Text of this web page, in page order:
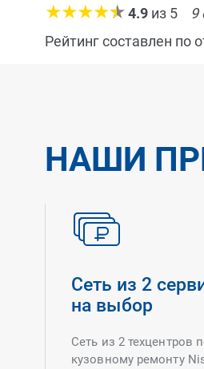
4.9 из 5 9
Рейтинг составлен по
НАШИ
Сеть из 2
на выбор
Сеть из 2 техцентров
кузовному ремонту